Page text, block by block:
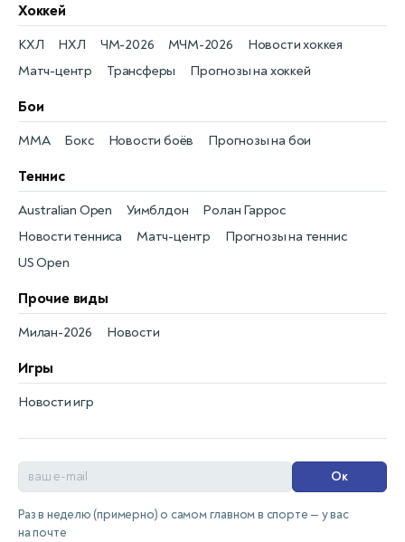
Хоккей
Новости хоккея
КХЛ
Матч-центр
НХЛ
Трансферы
ЧМ-2026
Прогнозы на хоккей
МЧМ-2026
Бои
Новости боёв
MMA Прогнозы на бои
Бокс
Теннис
Новости тенниса
Australian Open
Матч-центр
Уимблдон
Прогнозы на теннис
Ролан Гаррос
US Open
Прочие виды
Новости
Милан-2026
Игры
Новости игр
Ок
Раз в неделю (примерно) о самом главном в спорте — у вас
на почте